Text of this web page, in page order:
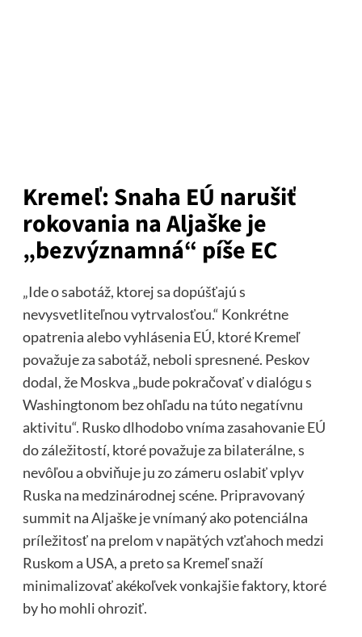
Kremeľ: Snaha EÚ narušiť
rokovania na Aljaške je
„bezvýznamná“ píše EC
„Ide o sabotáž, ktorej sa dopúšťajú s
nevysvetliteľnou vytrvalosťou.“ Konkrétne
opatrenia alebo vyhlásenia EÚ, ktoré Kremeľ
považuje za sabotáž, neboli spresnené. Peskov
dodal, že Moskva „bude pokračovať v dialógu s
Washingtonom bez ohľadu na túto negatívnu
aktivitu“. Rusko dlhodobo vníma zasahovanie EÚ
do záležitostí, ktoré považuje za bilaterálne, s
nevôľou a obviňuje ju zo zámeru oslabiť vplyv
Ruska na medzinárodnej scéne. Pripravovaný
summit na Aljaške je vnímaný ako potenciálna
príležitosť na prelom v napätých vzťahoch medzi
Ruskom a USA, a preto sa Kremeľ snaží
minimalizovať akékoľvek vonkajšie faktory, ktoré
by ho mohli ohroziť.